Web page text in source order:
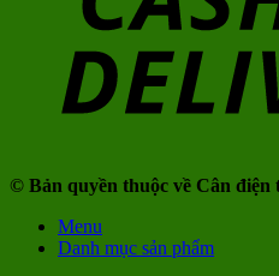
© Bản quyền thuộc về Cân
Menu
Danh mục sản phẩm